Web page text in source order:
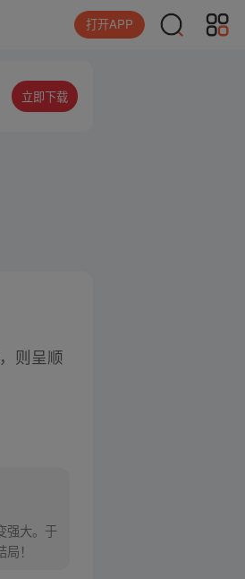
打开APP
立即下载
则呈顺
强大。于
！